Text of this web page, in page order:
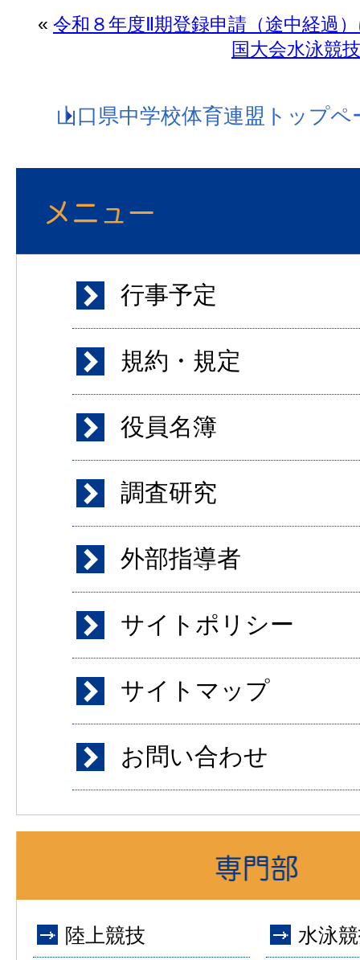
« 令和８年度Ⅱ期登録申請（途中経過
国大会水泳競
山口県中学校体育連盟トップペ
行事予定
規約・規定
役員名簿
調査研究
外部指導者
サイトポリシー
サイトマップ
お問い合わせ
陸上競技 水泳